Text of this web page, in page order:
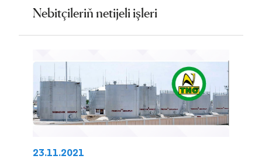
Nebitçileriň netijeli işleri
23.11.2021